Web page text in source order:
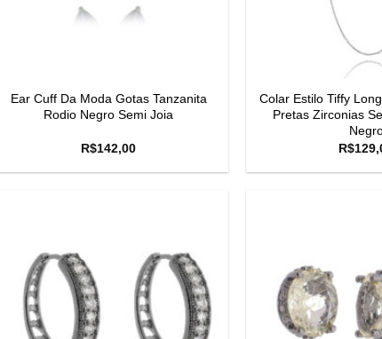
Ear Cuff Da Moda Gotas Tanzanita
Rodio Negro Semi Joia
R$142,00
Colar Estilo Tiffy
Pretas Zirconias
R$